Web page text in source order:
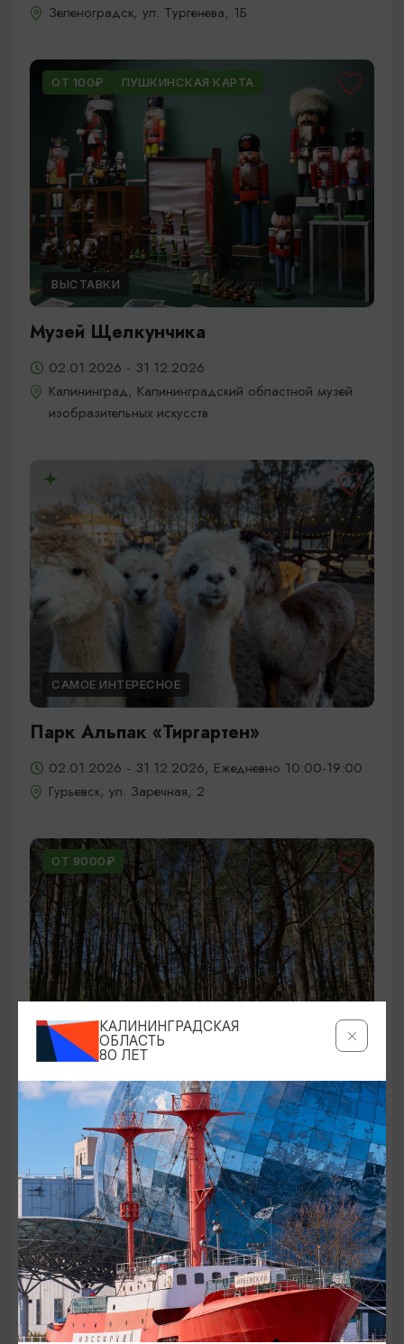
Зеленоградск, ул. Тургенева, 1Б
ОТ 100₽ ПУШКИНСКАЯ КАРТА
ВЫСТАВКИ
Музей Щелкунчика
02.01.2026 - 31.12.2026
Калининград, Калининградский областной музей
изобразительных искусств
САМОЕ ИНТЕРЕСНОЕ
Парк Альпак «Тиргартен»
02.01.2026 - 31.12.2026, Ежедневно 10:00-19:00
Гурьевск, ул. Заречная, 2
ОТ 9000₽
ЭКСКУРСИИ УЧРЕЖДЕНИЙ КУЛЬТУРЫ
Аудиоспектакль «Истории Куршской
косы»
01.02.2026 - 31.12.2026, 13:00
Куршская коса
ОТ 2500₽
КАЛИНИНГРАДСКАЯ
ОБЛАСТЬ
80 ЛЕТ